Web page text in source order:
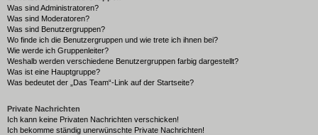
Was sind Administratoren?
Was sind Moderatoren?
Was sind Benutzergruppen?
Wo finde ich die Benutzergruppen und wie trete ich ihnen bei?
Wie werde ich Gruppenleiter?
Weshalb werden verschiedene Benutzergruppen farbig dargestellt?
Was ist eine Hauptgruppe?
Was bedeutet der „Das Team“-Link auf der Startseite?
Private Nachrichten
Ich kann keine Privaten Nachrichten verschicken!
Ich bekomme ständig unerwünschte Private Nachrichten!